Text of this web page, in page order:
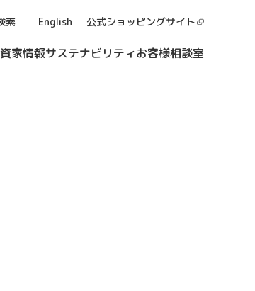
索 English 公式ショッピングサイト
家情報サステナビリティお客様相談室